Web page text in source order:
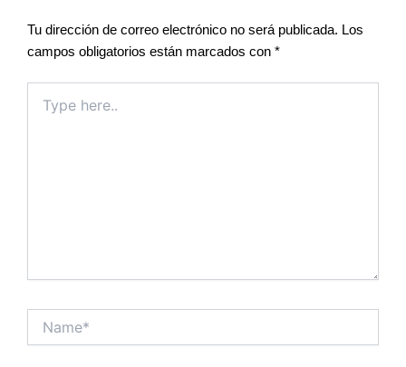
Tu dirección de correo electrónico no será publicada. Los
campos obligatorios están marcados con *
here..